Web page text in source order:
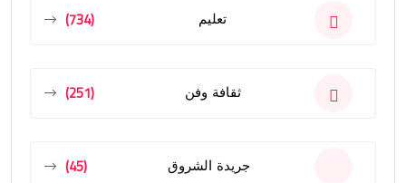
تعليم (734)
ثقافة وفن (251)
جريدة الشروق (45)